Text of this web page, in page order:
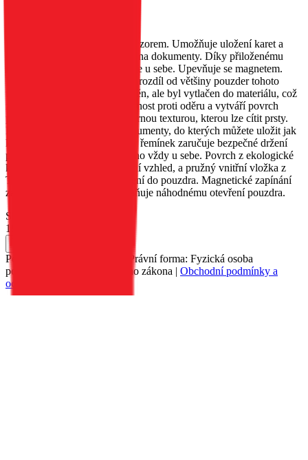
Pouzdro MEZZO s reliéfním vzorem. Umožňuje uložení karet a
bankovek; má speciální kapsy na dokumenty. Díky přiloženému
řemínku jej můžete mít neustále u sebe. Upevňuje se magnetem.
Vzor na pouzdru MEZZO, na rozdíl od většiny pouzder tohoto
typu, nebyl malován ani vytištěn, ale byl vytlačen do materiálu, což
zajišťuje jeho trvanlivost, odolnost proti oděru a vytváří povrch
pouzdra s jemnou, nerovnoměrnou texturou, kterou lze cítit prsty.
Pouzdro má dvě kapsy na dokumenty, do kterých můžete uložit jak
karty, tak bankovky. Přiložený řemínek zaručuje bezpečné držení
pouzdra a umožňuje vám mít ho vždy u sebe. Povrch z ekologické
kůže dodává pouzdru elegantní vzhled, a pružný vnitřní vložka z
TPU usnadňuje vložení zařízení do pouzdra. Magnetické zapínání
zajišťuje pevné držení a zabraňuje náhodnému otevření pouzdra.
Skladem 21 ks u dodavatele
189 Kč
Petr Matyáš, IČ: 00705331, Právní forma: Fyzická osoba
podnikající dle živnostenského zákona | Obchodní podmínky a
ochrana osobních údajů